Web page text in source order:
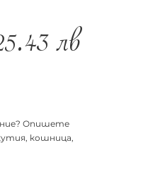
лв
Опишете
кошница,